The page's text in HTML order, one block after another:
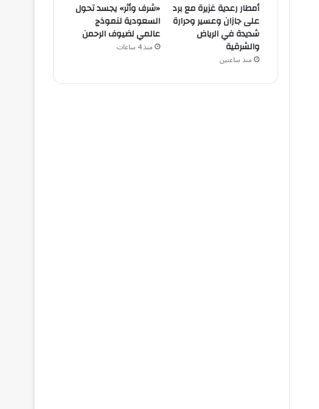
أمطار رعدية غزيرة مع برد
على جازان وعسير وحرارة
شديدة في الرياض
والشرقية
منذ ساعتين
«شرف وأثر» يجسد تحول
السعودية لنموذج
عالمي لضيوف الرحمن
منذ 4 ساعات